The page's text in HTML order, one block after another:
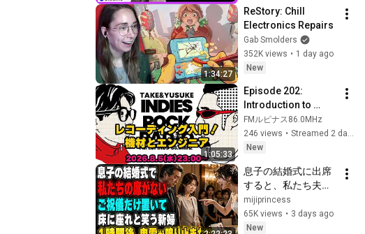
1:34:27
ReStory: Chill
Electronics Repairs
Gab Smolders
352K views • 1 day ago
New
1:05:33
Episode 202:
Introduction to
Recording!
Equipment and
Engineers - "INDIES
August 5, 2...
FMルピナス86.0MHz
246 views •
Streamed 2 days ago
New
息子の結婚式に出席
すると、私たち夫婦
の席だけなかった。
新婦は笑って「ご祝
儀だけ置いたら床に
mijiprincess
65K views • 3 days ago
New